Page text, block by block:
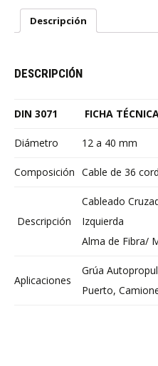
Descripción
DESCRIPCIÓN
DIN 3071 FICHA
Diámetro 12 a 40 mm
Composición Cable de 36
Descripción
Cableado
Izquierda
Alma de Fibra/
Aplicaciones
Grúa
Puerto,